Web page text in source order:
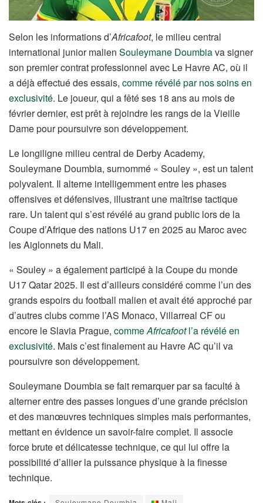
Selon les informations d’Africafoot, le milieu central
international junior malien Souleymane Doumbiava signer
son premier contrat professionnel avec Le Havre AC, où il
a déjà effectué des essais, comme révélé par nos soins en
exclusivité. Le joueur, qui a fêté ses 18 ans au mois de
février dernier, est prêt à rejoindre les rangs de la Vieille
Dame pour poursuivre son développement.
Le longiligne milieu central de Derby Academy,
Souleymane Doumbia, surnommé « Souley », est un talent
polyvalent. Il alterne intelligemment entre les phases
offensives et défensives, illustrant une maîtrise tactique
rare. Un talent qui s’est révélé au grand public lors de la
Coupe d’Afrique des nations U17 en 2025 au Maroc avec
les Aiglonnets du Mali.
« Souley » a également participé à la Coupe du monde
U17 Qatar 2025. Il est d’ailleurs considéré comme l’un des
grands espoirs du football malien et avait été approché par
d’autres clubs comme l’AS Monaco, Villarreal CF ou
encore le Slavia Prague, commeAfricafootl’a révélé en
exclusivité. Mais c’est finalement au Havre AC qu’il va
poursuivre son développement.
Souleymane Doumbia se fait remarquer par sa faculté à
alterner entre des passes longues d’une grande précision
et des manœuvres techniques simples mais performantes,
mettant en évidence un savoir-faire complet. Il associe
force brute et délicatesse technique, ce qui lui offre la
possibilité d’allier la puissance physique à la finesse
technique.